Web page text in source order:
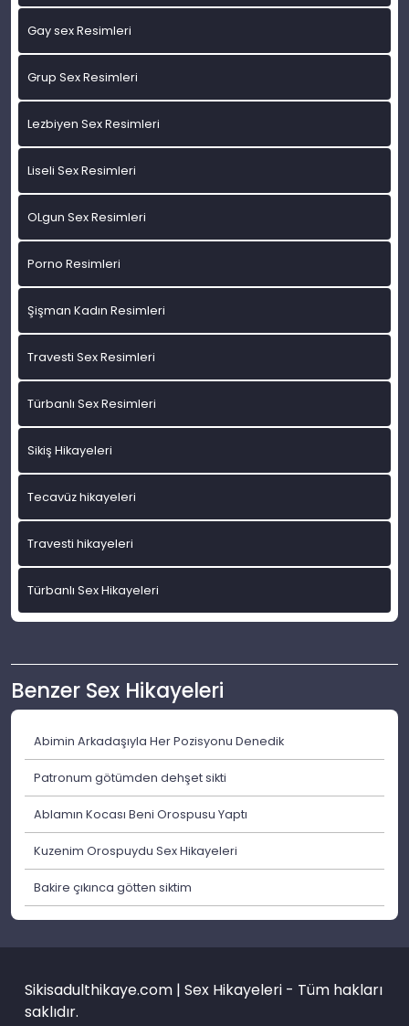
Gay sex Resimleri
Grup Sex Resimleri
Lezbiyen Sex Resimleri
Liseli Sex Resimleri
OLgun Sex Resimleri
Porno Resimleri
Şişman Kadın Resimleri
Travesti Sex Resimleri
Türbanlı Sex Resimleri
Sikiş Hikayeleri
Tecavüz hikayeleri
Travesti hikayeleri
Türbanlı Sex Hikayeleri
Benzer Sex Hikayeleri
Abimin Arkadaşıyla Her Pozisyonu Denedik
Patronum götümden dehşet sikti
Ablamın Kocası Beni Orospusu Yaptı
Kuzenim Orospuydu Sex Hikayeleri
Bakire çıkınca götten siktim
Sikisadulthikaye.com | Sex Hikayeleri - Tüm hakları
saklıdır.